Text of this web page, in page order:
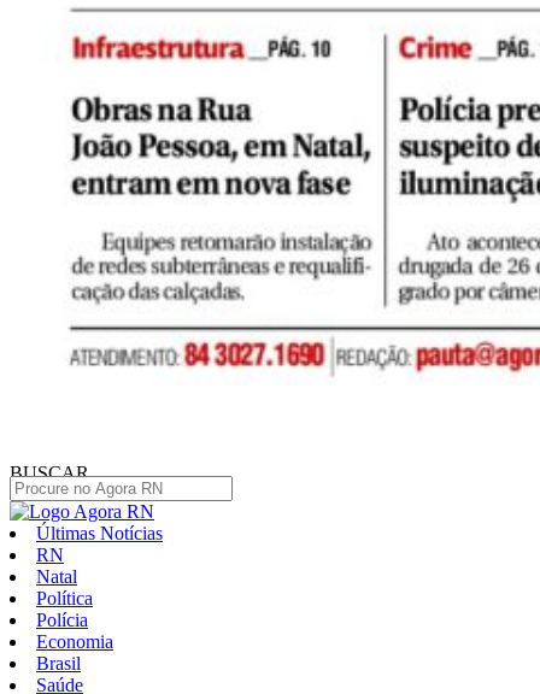
BUSCAR
Últimas Notícias
RN
Natal
Política
Polícia
Economia
Brasil
Saúde